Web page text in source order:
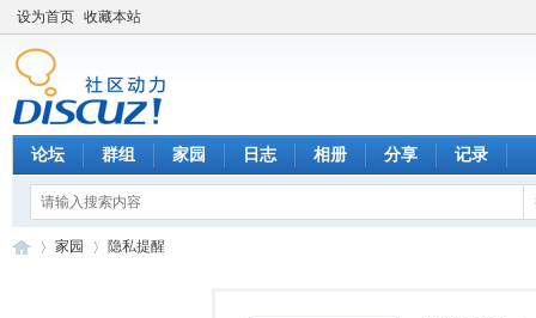
设为首页 收藏本站
论坛 群组 家园 日志 相册 分享 记录
家园 隐私提醒